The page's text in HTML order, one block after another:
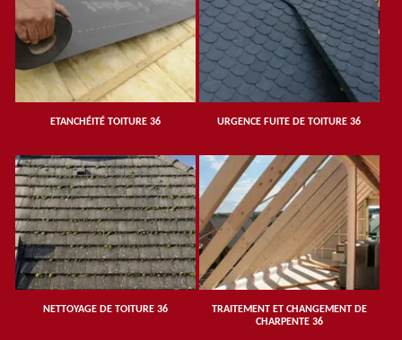
ETANCHÉITÉ TOITURE 36 URGENCE FUITE DE TOITURE 36
NETTOYAGE DE TOITURE 36
TRAITEMENT ET CHANGEMENT DE
CHARPENTE 36